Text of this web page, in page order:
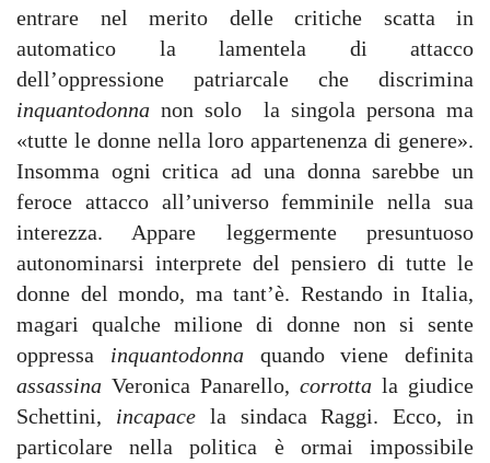
entrare nel merito delle critiche scatta in
automatico la lamentela di attacco
dell’oppressione patriarcale che discrimina
inquantodonna non solo la singola persona ma
«tutte le donne nella loro appartenenza di genere».
Insomma ogni critica ad una donna sarebbe un
feroce attacco all’universo femminile nella sua
interezza. Appare leggermente presuntuoso
autonominarsi interprete del pensiero di tutte le
donne del mondo, ma tant’è. Restando in Italia,
magari qualche milione di donne non si sente
oppressa inquantodonnaquando viene definita
assassina Veronica Panarello, corrotta la giudice
Schettini, incapacela sindaca Raggi. Ecco, in
particolare nella politica è ormai impossibile